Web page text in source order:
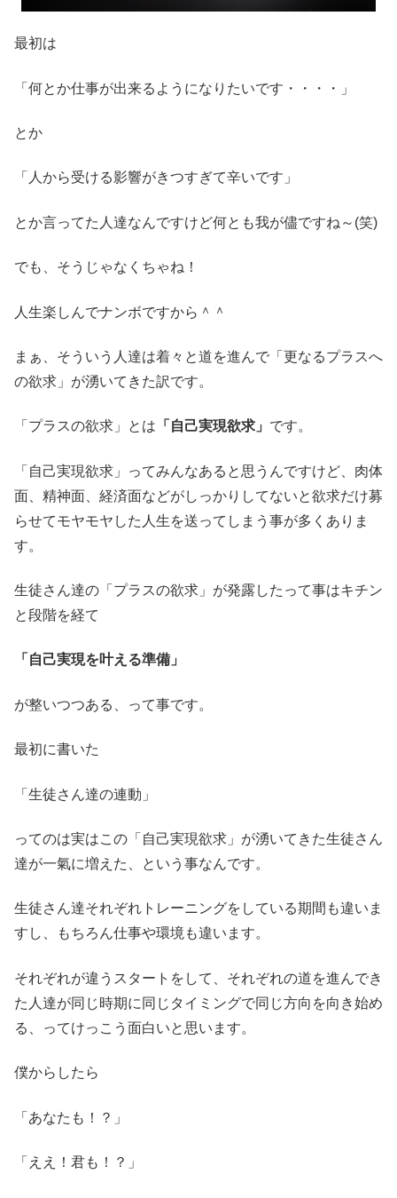
最初は
「何とか仕事が出来るようになりたいです・・・・」
とか
「人から受ける影響がきつすぎて辛いです」
とか言ってた人達なんですけど何とも我が儘ですね～(笑)
でも、そうじゃなくちゃね！
人生楽しんでナンボですから＾＾
まぁ、そういう人達は着々と道を進んで「更なるプラスへ
の欲求」が湧いてきた訳です。
「プラスの欲求」とは 「自己実現欲求」 です。
「自己実現欲求」ってみんなあると思うんですけど、肉体
面、精神面、経済面などがしっかりしてないと欲求だけ募
らせてモヤモヤした人生を送ってしまう事が多くありま
す。
生徒さん達の「プラスの欲求」が発露したって事はキチン
と段階を経て
「自己実現を叶える準備」
が整いつつある、って事です。
最初に書いた
「生徒さん達の連動」
ってのは実はこの「自己実現欲求」が湧いてきた生徒さん
達が一氣に増えた、という事なんです。
生徒さん達それぞれトレーニングをしている期間も違いま
すし、もちろん仕事や環境も違います。
それぞれが違うスタートをして、それぞれの道を進んでき
た人達が同じ時期に同じタイミングで同じ方向を向き始め
る、ってけっこう面白いと思います。
僕からしたら
「あなたも！？」
「ええ！君も！？」